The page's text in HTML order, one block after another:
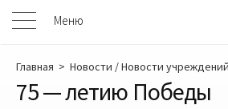
Меню
Меню
Главная > Новости /Новости учреждений
75 — летию Победы